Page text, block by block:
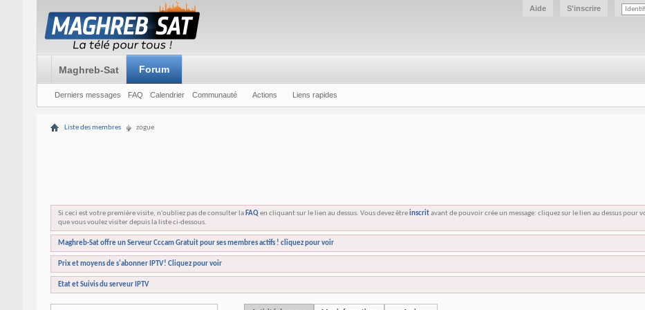
S'inscrire
Aide
Maghreb-Sat Forum
Derniers messages FAQ Calendrier Communauté Actions Liens rapides
Liste des membres zogue
Si ceci est votre première visite, n'oubliez pas de consulter la FAQen cliquant sur le lien au dessus. Vous devez êtreinscritavant de pouvoir crée un message: cliquez sur le lien au dessus pour
que vous voulez visiter depuis la liste ci-dessous.
Maghreb-Sat offre un Serveur Cccam Gratuit pour ses membres actifs ! cliquez pour voir
Prix et moyens de s'abonner IPTV! Cliquez pour voir
Etat et Suivis du serveur IPTV